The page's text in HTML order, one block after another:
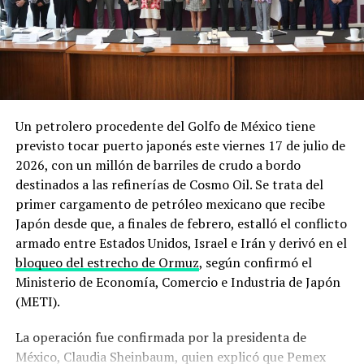
de buques por Ormuz.
Desde entonces, la Casa Blanca ha sostenido en
repetidos comunicados que su objetivo es impedir que
Irán obtenga armas nucleares y garantizar la libre
recogido en su sitio oficial, la administración
estadounidenseafirmó mantener un control naval total
sobre la zona , mientras que el Departamento de Defensa
detalló quedespliega escoltas militares para intentar
que embarcaciones comerciales puedan salir del Golfo
Pérsicopese a las hostilidades.
El derribo del dron y los ataques a
buques que encendieron las alarmas
La secuencia de incidentes de los últimos días ilustra el
deterioro acelerado de la situación. El 31 de julio, un
Un petrolero procedente del Golfo de México tiene
previsto tocar puerto japonés este viernes 17 de julio de
2026, con un millón de barriles de crudo a bordo
destinados a las refinerías de Cosmo Oil. Se trata del
primer cargamento de petróleo mexicano que recibe
Japón desde que, a finales de febrero, estalló el conflicto
armado entre Estados Unidos, Israel e Irán y derivó en el
bloqueo del estrecho de Ormuz, según confirmó el
Ministerio de Economía, Comercio e Industria de Japón
(METI).
La operación fue confirmada por la presidenta de
México, Claudia Sheinbaum, quien explicó que Pemex